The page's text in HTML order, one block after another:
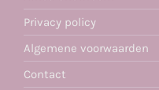
Privacy policy
Algemene voorwaarden
Contact